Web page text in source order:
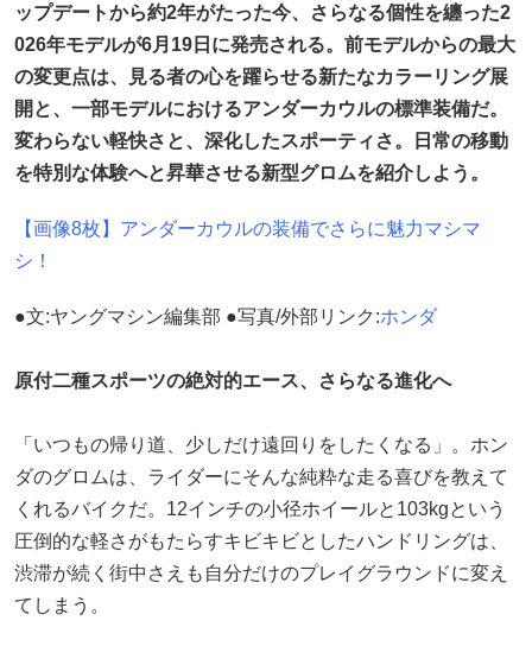
ップデートから約2年がたった今、さらなる個性を纏った2
026年モデルが6月19日に発売される。前モデルからの最大
の変更点は、見る者の心を躍らせる新たなカラーリング展
開と、一部モデルにおけるアンダーカウルの標準装備だ。
変わらない軽快さと、深化したスポーティさ。日常の移動
を特別な体験へと昇華させる新型グロムを紹介しよう。
【画像8枚】アンダーカウルの装備でさらに魅力マシマ
シ！
●文:ヤングマシン編集部 ●写真/外部リンク:ホンダ
原付二種スポーツの絶対的エース、さらなる進化へ
「いつもの帰り道、少しだけ遠回りをしたくなる」。ホン
ダのグロムは、ライダーにそんな純粋な走る喜びを教えて
くれるバイクだ。12インチの小径ホイールと103kgという
圧倒的な軽さがもたらすキビキビとしたハンドリングは、
渋滞が続く街中さえも自分だけのプレイグラウンドに変え
てしまう。